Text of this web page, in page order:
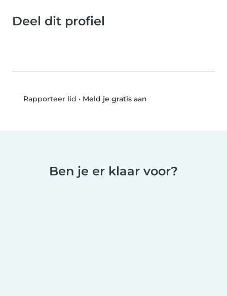
Deel dit profiel
Rapporteer lid • Meld je gratis aan
Ben je er klaar voor?